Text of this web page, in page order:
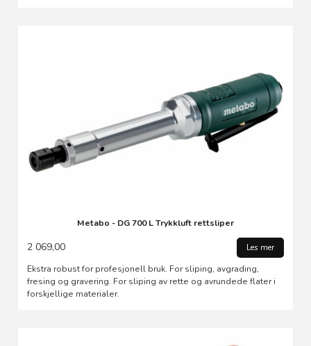
Metabo - DG 700 L Trykkluft rettsliper
2 069,00 Les mer
Ekstra robust for profesjonell bruk. For sliping, avgrading,
fresing og gravering. For sliping av rette og avrundede flater i
forskjellige materialer.